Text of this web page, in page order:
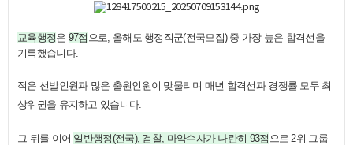
교육행정은 97점 으로, 올해도 행정직군(전국모집) 중 가장 높은 합격선을
기록했습니다.
적은 선발인원과 많은 출원인원이 맞물리며 매년 합격선과 경쟁률 모두 최
상위권을 유지하고 있습니다.
그 뒤를 이어 일반행정(전국), 검찰, 마약수사가 나란히 93점 으로 2위 그룹